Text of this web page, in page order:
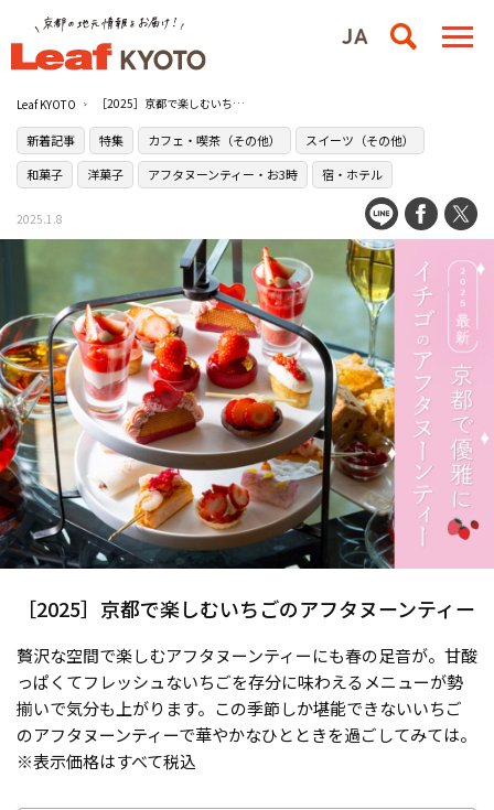
Leaf KYOTO ［2025］京都で楽しむいちごのアフタヌーンティー
新着記事 特集 カフェ・喫茶（その他）
スイーツ（その他）
和菓子
洋菓子 アフタヌーンティー・お3時 宿・ホテル
2025.1.8
［2025］京都で楽しむいちごのアフタヌーンティー
贅沢な空間で楽しむアフタヌーンティーにも春の足音が。甘酸
っぱくてフレッシュないちごを存分に味わえるメニューが勢
揃いで気分も上がります。この季節しか堪能できないいちご
のアフタヌーンティーで華やかなひとときを過ごしてみては。
※表示価格はすべて税込